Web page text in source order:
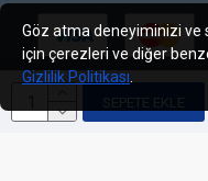
SEPETE EKLE
Göz atma deneyiminizi
için çerezleri ve diğer
Gizlilik Politikası